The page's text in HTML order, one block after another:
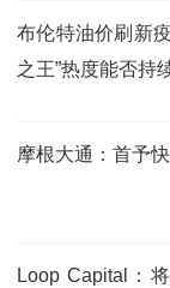
布伦特油价刷新
之王”热度能否持
摩根大通：首予
Loop Capital：